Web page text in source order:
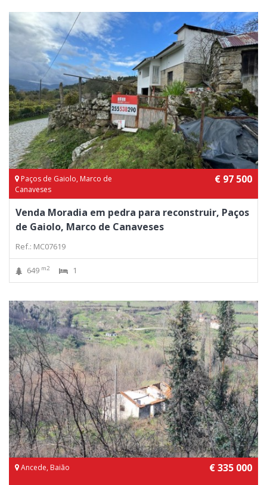
Paços de Gaiolo, Marco de
Canaveses
€ 97 500
Venda Moradia em pedra para reconstruir, Paços
de Gaiolo, Marco de Canaveses
Ref.: MC07619
649 m2 1
Ancede, Baião € 335 000